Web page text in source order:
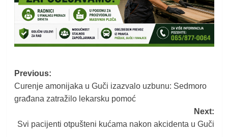
Post
navigation
Previous:
Curenje amonijaka u Guči izazvalo uzbunu: Sedmoro
građana zatražilo lekarsku pomoć
Next:
Svi pacijenti otpušteni kućama nakon akcidenta u Guči